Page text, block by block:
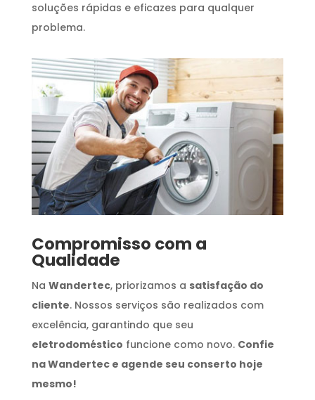
soluções rápidas e eficazes para qualquer
problema.
Compromisso com a
Qualidade
Na Wandertec, priorizamos a satisfação do
cliente. Nossos serviços são realizados com
excelência, garantindo que seu
eletrodoméstico funcione como novo. Confie
na Wandertec e agende seu conserto hoje
mesmo!